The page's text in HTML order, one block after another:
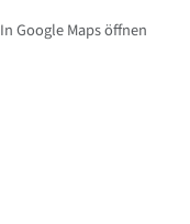
In Google Maps öffnen